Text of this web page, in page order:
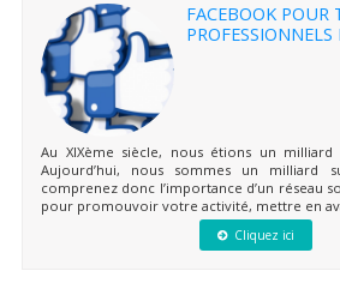
FACEBOOK POUR
Au XIXème siècle, nous étions un milliard
Aujourd’hui, nous sommes un milliard
comprenez donc l’importance d’un réseau
pour promouvoir votre activité, mettre en
Cliquez ici